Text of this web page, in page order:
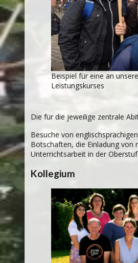
Beispiel für eine an
Leistungskurses
Die für die jewei­lige zen­trale
Besu­che von
Bot­schaf­ten, die Ein­la­dung von
Unter­richts­ar­beit in der
Kollegium